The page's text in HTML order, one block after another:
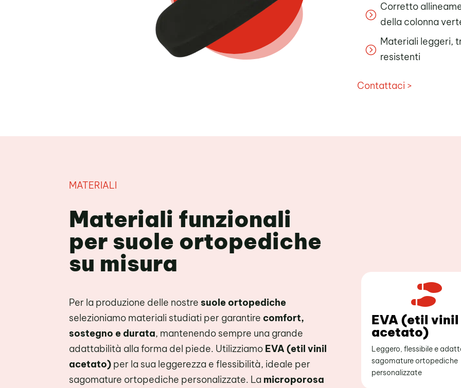
=
Corretto
della colonna
=
Materiali leggeri,
resistenti
Contattaci >
MATERIALI
Materiali funzionali
per suole ortopediche
su misura
Per la produzione delle nostre suole ortopediche
selezioniamo materiali studiati per garantire comfort,
sostegno e durata, mantenendo sempre una grande
adattabilità alla forma del piede. Utilizziamo EVA (etil vinil
acetato) per la sua leggerezza e flessibilità, ideale per
sagomature ortopediche personalizzate. La microporosa

EVA (etil vinil
acetato)
Leggero, flessibile e
sagomature ortopediche
personalizzate